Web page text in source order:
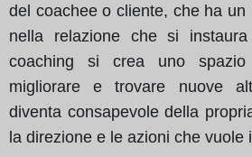
del coachee o cliente, che ha
nella relazione che si
coaching si crea uno
migliorare e trovare nuove
diventa consapevole della
la direzione e le azioni che vuole